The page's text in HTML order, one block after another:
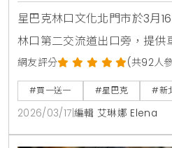
星巴克林口文化北門市於3月
林口第二交流道出口旁，提供
的玻璃盒為設計核心。門市周
出賞櫻與咖啡結合的森林系空
卡與限量滿額禮回饋活動。
網友評分 (共92人
#買一送一 #星巴克 #新
2026/03/17 編輯 艾琳娜 Elena